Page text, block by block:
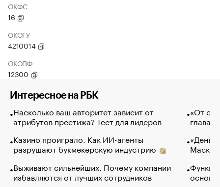
ОКФС
16
ОКОГУ
4210014
ОКОПФ
12300
Интересное на РБК
Насколько ваш авторитет зависит от
атрибутов престижа? Тест для лидеров
Казино проиграло. Как ИИ-агенты
разрушают букмекерскую индустрию
Выживают сильнейших. Почему компании
избавляются от лучших сотрудников
«От
глава
Маск в
основ